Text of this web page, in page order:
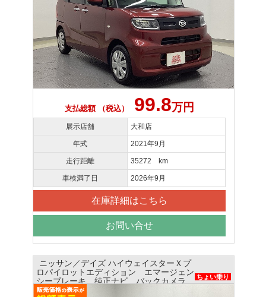
支払総額 （税込） 99.8万円
展示店舗 大和店
年式 2021年9月
走行距離 35272 km
車検満了日 2026年9月
在庫詳細はこちら
お問い合せ
ニッサン／デイズ ハイウェイスターＸプ
ロパイロットエディション エマージェン
シーブレーキ 純正ナビ バックカメラ
ちょい乗り